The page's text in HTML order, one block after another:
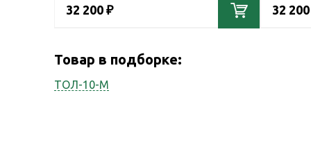
32 200 ₽ 32
Товар в подборке:
ТОЛ-10-М